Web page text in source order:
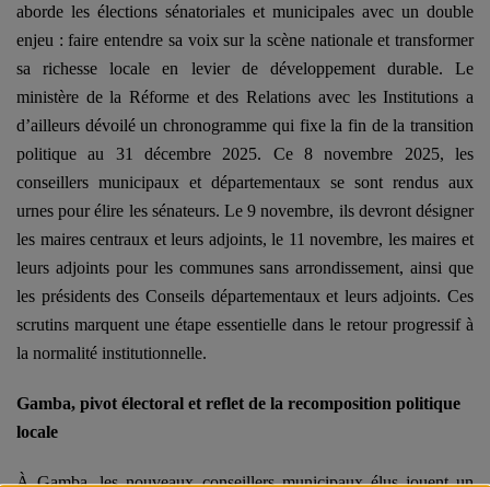
aborde les élections sénatoriales et municipales avec un double
enjeu : faire entendre sa voix sur la scène nationale et transformer
sa richesse locale en levier de développement durable. Le
ministère de la Réforme et des Relations avec les Institutions a
d’ailleurs dévoilé un chronogramme qui fixe la fin de la transition
politique au 31 décembre 2025. Ce 8 novembre 2025, les
conseillers municipaux et départementaux se sont rendus aux
urnes pour élire les sénateurs. Le 9 novembre, ils devront désigner
les maires centraux et leurs adjoints, le 11 novembre, les maires et
leurs adjoints pour les communes sans arrondissement, ainsi que
les présidents des Conseils départementaux et leurs adjoints. Ces
scrutins marquent une étape essentielle dans le retour progressif à
la normalité institutionnelle.
Gamba, pivot électoral et reflet de la recomposition politique
locale
À Gamba, les nouveaux conseillers municipaux élus jouent un